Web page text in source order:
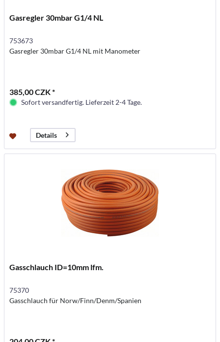
Gasregler 30mbar G1/4 NL
753673
Gasregler 30mbar G1/4 NL mit Manometer
385,00 CZK *
Sofort versandfertig. Lieferzeit 2-4 Tage.
Details
Gasschlauch ID=10mm lfm.
75370
Gasschlauch für Norw/Finn/Denm/Spanien